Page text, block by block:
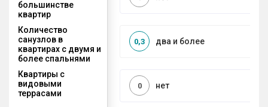
большинстве
квартир
Количество
санузлов в
квартирах с двумя и
более спальнями
два и более
0,3
Квартиры с
видовыми
террасами
нет
0